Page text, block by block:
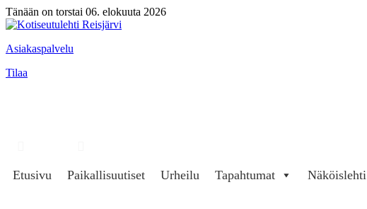
Tänään on torstai 06. elokuuta 2026
Asiakaspalvelu
Tilaa
Etusivu
Paikallisuutiset Urheilu Tapahtumat Näköislehti